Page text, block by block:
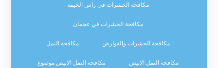
مكافحة الحشرات في راس الخيمة
مكافحة الحشرات في عجمان
مكافحة الحشرات والقوارض مكافحة النمل
مكافحة النمل الابيض مكافحة النمل الابيض موضوع